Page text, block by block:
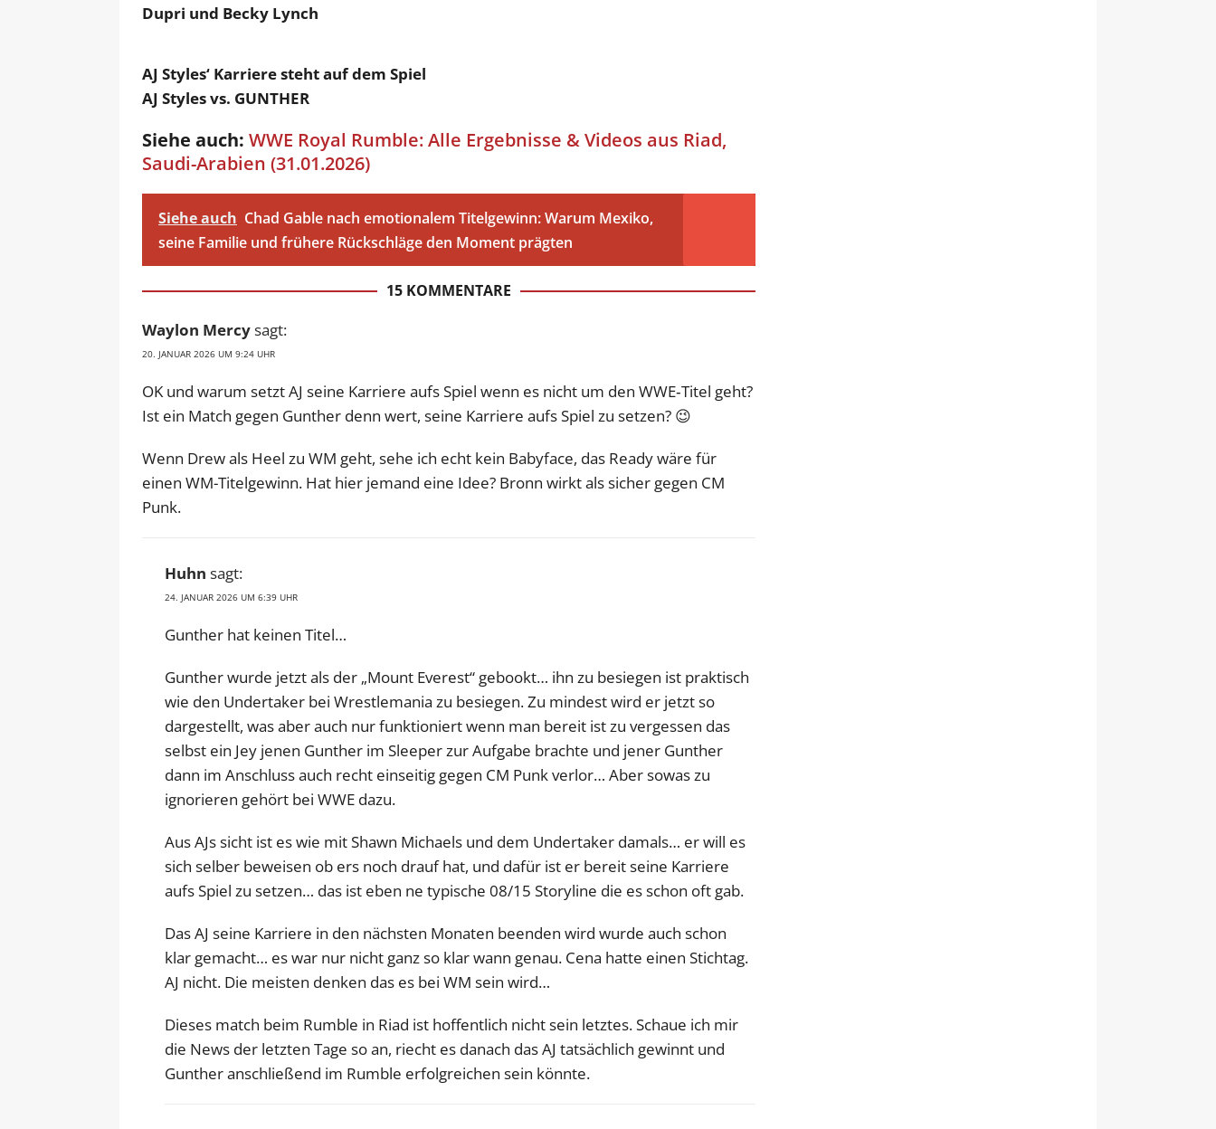
Dupri und Becky Lynch
AJ Styles‘ Karriere steht auf dem Spiel
AJ Styles vs. GUNTHER
Siehe auch: WWE Royal Rumble: Alle Ergebnisse & Videos aus Riad,
Saudi-Arabien (31.01.2026)
Siehe auch Chad Gable nach emotionalem Titelgewinn: Warum Mexiko,
seine Familie und frühere Rückschläge den Moment prägten
15 KOMMENTARE
Waylon Mercysagt:
20. JANUAR 2026 UM 9:24 UHR
OK und warum setzt AJ seine Karriere aufs Spiel wenn es nicht um den WWE‑Titel geht?
Ist ein Match gegen Gunther denn wert, seine Karriere aufs Spiel zu setzen? 😉
Wenn Drew als Heel zu WM geht, sehe ich echt kein Babyface, das Ready wäre für
einen WM-Titelgewinn. Hat hier jemand eine Idee? Bronn wirkt als sicher gegen CM
Punk.
Huhn sagt:
24. JANUAR 2026 UM 6:39 UHR
Gunther hat keinen Titel…
Gunther wurde jetzt als der „Mount Everest“ gebookt… ihn zu besiegen ist praktisch
wie den Undertaker bei Wrestlemania zu besiegen. Zu mindest wird er jetzt so
dargestellt, was aber auch nur funktioniert wenn man bereit ist zu vergessen das
selbst ein Jey jenen Gunther im Sleeper zur Aufgabe brachte und jener Gunther
dann im Anschluss auch recht einseitig gegen CM Punk verlor… Aber sowas zu
ignorieren gehört bei WWE dazu.
Aus AJs sicht ist es wie mit Shawn Michaels und dem Undertaker damals… er will es
sich selber beweisen ob ers noch drauf hat, und dafür ist er bereit seine Karriere
aufs Spiel zu setzen… das ist eben ne typische 08/15 Storyline die es schon oft gab.
Das AJ seine Karriere in den nächsten Monaten beenden wird wurde auch schon
klar gemacht… es war nur nicht ganz so klar wann genau. Cena hatte einen Stichtag.
AJ nicht. Die meisten denken das es bei WM sein wird…
Dieses match beim Rumble in Riad ist hoffentlich nicht sein letztes. Schaue ich mir
die News der letzten Tage so an, riecht es danach das AJ tatsächlich gewinnt und
Gunther anschließend im Rumble erfolgreichen sein könnte.